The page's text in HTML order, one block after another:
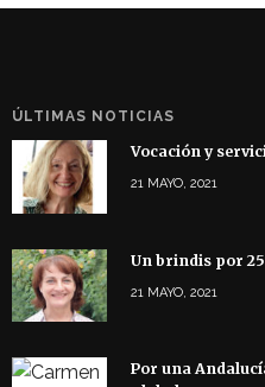
ÚLTIMAS NOTICIAS
Vocación y
21 MAYO, 2021
Un brindis por
21 MAYO, 2021
Por una